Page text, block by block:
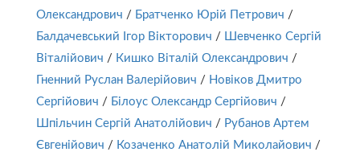
Олександрович / Братченко Юрій Петрович /
Балдачевський Ігор Вікторович / Шевченко Сергій
Віталійович / Кишко Віталій Олександрович /
Гненний Руслан Валерійович / Новіков Дмитро
Сергійович / Білоус Олександр Сергійович /
Шпільчин Сергій Анатолійович / Рубанов Артем
Євгенійович / Козаченко Анатолій Миколайович /